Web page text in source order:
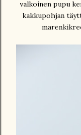
valkoinen pupu
kakkupohjan